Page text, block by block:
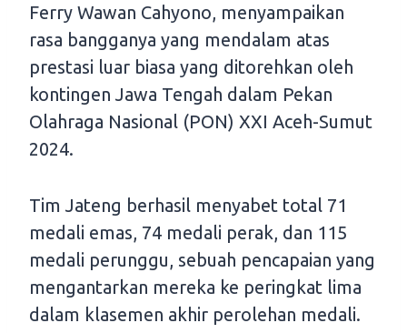
Ferry Wawan Cahyono, menyampaikan
rasa bangganya yang mendalam atas
prestasi luar biasa yang ditorehkan oleh
kontingen Jawa Tengah dalam Pekan
Olahraga Nasional (PON) XXI Aceh-Sumut
2024.
Tim Jateng berhasil menyabet total 71
medali emas, 74 medali perak, dan 115
medali perunggu, sebuah pencapaian yang
mengantarkan mereka ke peringkat lima
dalam klasemen akhir perolehan medali.